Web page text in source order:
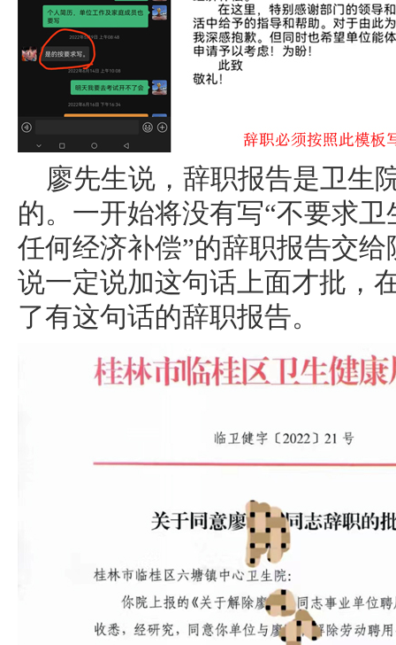
廖先生说，辞职报告是卫生
的。一开始将没有写“不要求
任何经济补偿”的辞职报告交
说一定说加这句话上面才批，
了有这句话的辞职报告。